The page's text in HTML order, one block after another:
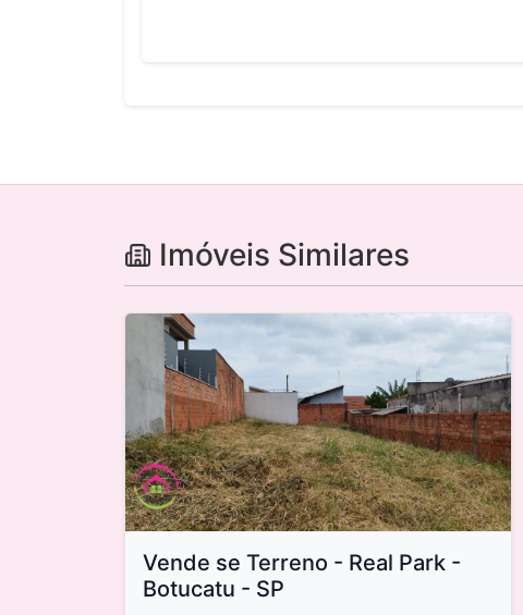
Imóveis Similares
Vende se Terreno - Real Park -
Botucatu - SP